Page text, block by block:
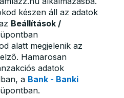
készen áll az adatok
Beállítások /
alatt megjelenik az
Hamarosan
adatok
a Bank - Banki